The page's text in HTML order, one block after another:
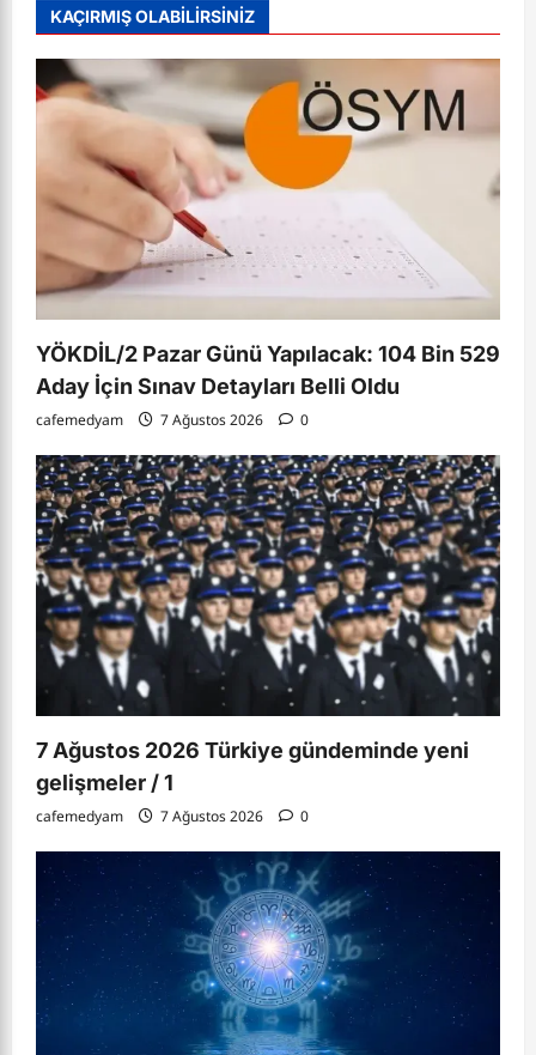
KAÇIRMIŞ OLABİLİRSİNİZ
YÖKDİL/2 Pazar Günü Yapılacak: 104 Bin 529
Aday İçin Sınav Detayları Belli Oldu
cafemedyam 7 Ağustos 2026 0
7 Ağustos 2026 Türkiye gündeminde yeni
gelişmeler / 1
cafemedyam 7 Ağustos 2026 0